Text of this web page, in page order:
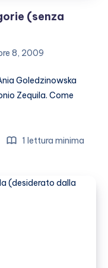
(senza
8, 2009
Goledzinowska
Zequila. Come
1 lettura minima